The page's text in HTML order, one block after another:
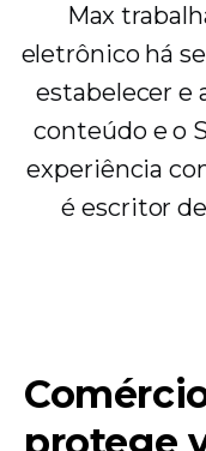
Max
eletrônico há
estabelecer e
conteúdo e o
experiência
é escritor